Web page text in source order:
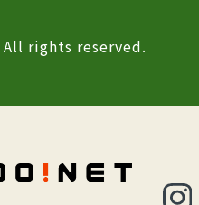
rights reserved.